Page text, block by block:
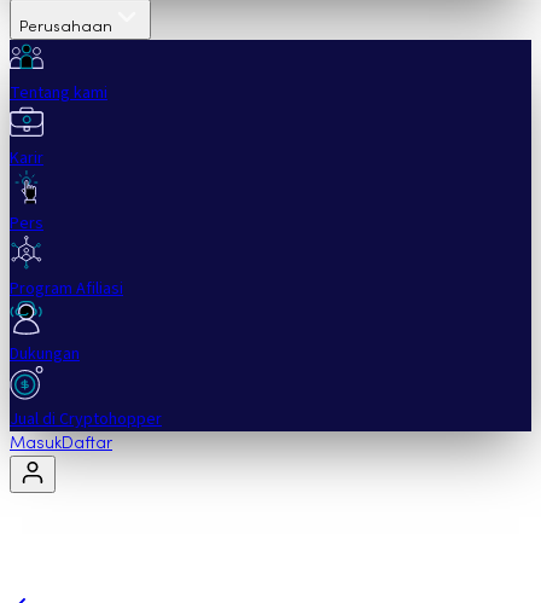
Perusahaan
Tentang kami
Karir
Pers
Program Afiliasi
Dukungan
Jual di Cryptohopper
MasukDaftar